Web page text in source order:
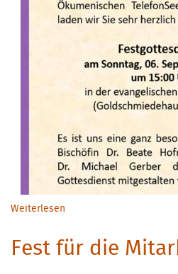
Weiterlesen
Fest für die